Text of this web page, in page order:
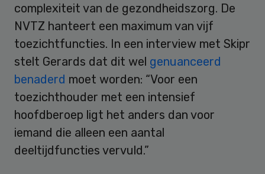
complexiteit van de gezondheidszorg. De
NVTZ hanteert een maximum van vijf
toezichtfuncties. In een interview met Skipr
stelt Gerards dat dit wel genuanceerd
benaderd moet worden: “Voor een
toezichthouder met een intensief
hoofdberoep ligt het anders dan voor
iemand die alleen een aantal
deeltijdfuncties vervuld.”